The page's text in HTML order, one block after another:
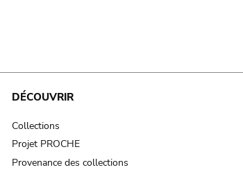
DÉCOUVRIR
Collections
Projet PROCHE
Provenance des collections